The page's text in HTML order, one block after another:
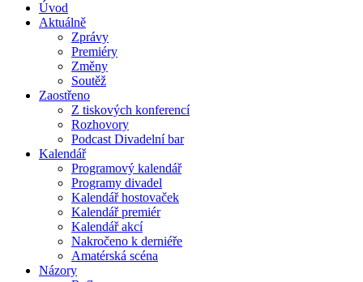
Úvod
Aktuálně
Zprávy
Premiéry
Změny
Soutěž
Zaostřeno
Z tiskových konferencí
Rozhovory
Podcast Divadelní bar
Kalendář
Programový kalendář
Programy divadel
Kalendář hostovaček
Kalendář premiér
Kalendář akcí
Nakročeno k derniéře
Amatérská scéna
Názory